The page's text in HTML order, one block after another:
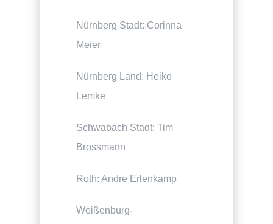
Nürnberg Stadt: Corinna
Meier
Nürnberg Land: Heiko
Lemke
Schwabach Stadt: Tim
Brossmann
Roth: Andre Erlenkamp
Weißenburg-